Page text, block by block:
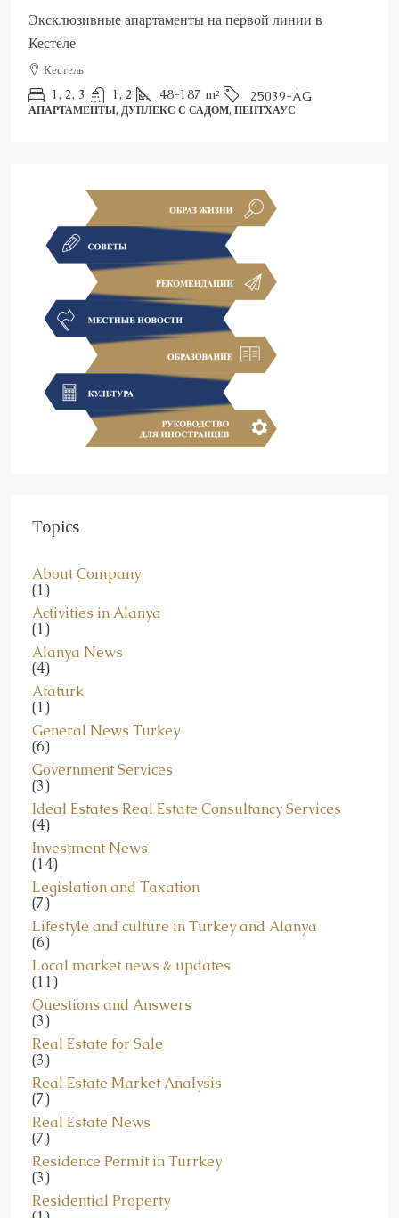
линии в
25039-AG
Роскошный пентхаус в Аланье на
ПЕНТХАУС
(1)
Activities in Alanya
(1)
Alanya News
(4)
Ataturk
(1)
General News Turkey
(6)
Government Services
(3)
Ideal Estates Real Estate Consultancy Services
(4)
Investment News
(14)
Legislation and Taxation
(7)
Lifestyle and culture in Turkey and Alanya
(6)
Local market news & updates
(11)
Questions and Answers
(3)
Real Estate for Sale
(3)
Real Estate Market Analysis
(7)
Real Estate News
(7)
Residence Permit in Turrkey
(3)
Residential Property
(1)